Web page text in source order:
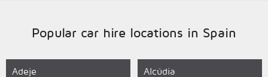
Popular car hire locations in Spain
Adeje Alcúdia